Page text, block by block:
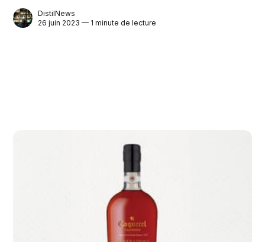
DistilNews
26 juin 2023 — 1 minute de lecture